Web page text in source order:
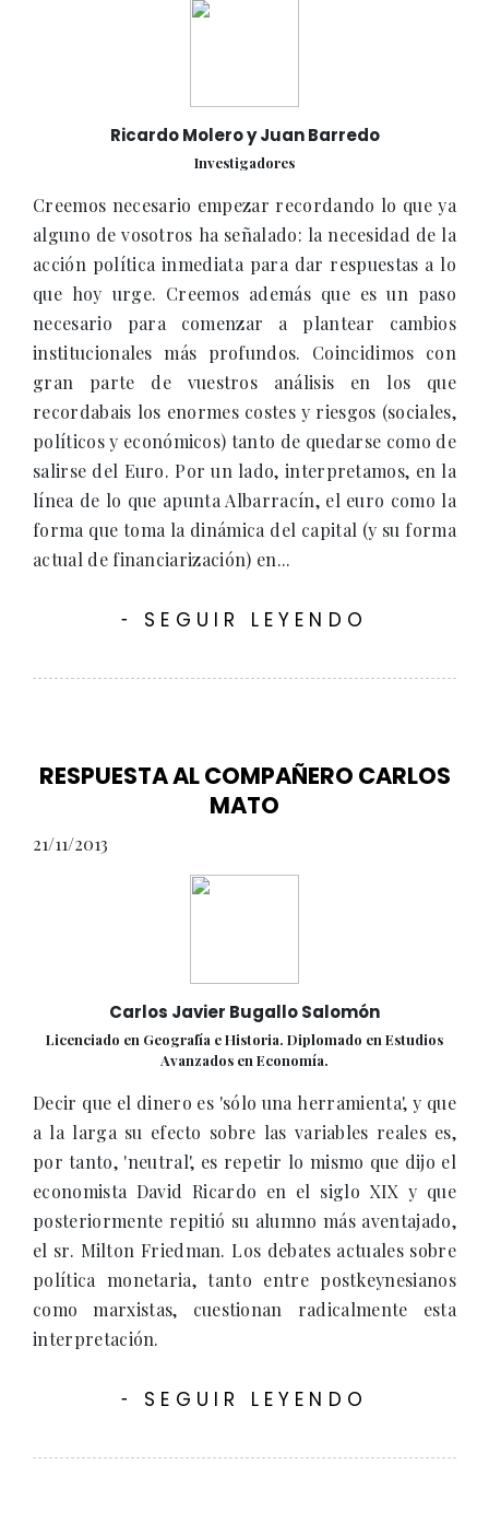
Ricardo Molero y Juan Barredo
Investigadores
Creemos necesario empezar recordando lo que ya
alguno de vosotros ha señalado: la necesidad de la
acción política inmediata para dar respuestas a lo
que hoy urge. Creemos además que es un paso
necesario para comenzar a plantear cambios
institucionales más profundos. Coincidimos con
gran parte de vuestros análisis en los que
recordabais los enormes costes y riesgos (sociales,
políticos y económicos) tanto de quedarse como de
salirse del Euro. Por un lado, interpretamos, en la
línea de lo que apunta Albarracín, el euro como la
forma que toma la dinámica del capital (y su forma
actual de financiarización) en...
- SEGUIR LEYENDO
RESPUESTA AL COMPAÑERO CARLOS
MATO
21/11/2013
Carlos Javier Bugallo Salomón
Licenciado en Geografía e Historia. Diplomado en Estudios
Avanzados en Economía.
Decir que el dinero es 'sólo una herramienta', y que
a la larga su efecto sobre las variables reales es,
por tanto, 'neutral', es repetir lo mismo que dijo el
economista David Ricardo en el siglo XIX y que
posteriormente repitió su alumno más aventajado,
el sr. Milton Friedman. Los debates actuales sobre
política monetaria, tanto entre postkeynesianos
como marxistas, cuestionan radicalmente esta
interpretación.
- SEGUIR LEYENDO